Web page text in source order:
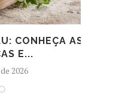
CONHEÇA AS
E...
2026